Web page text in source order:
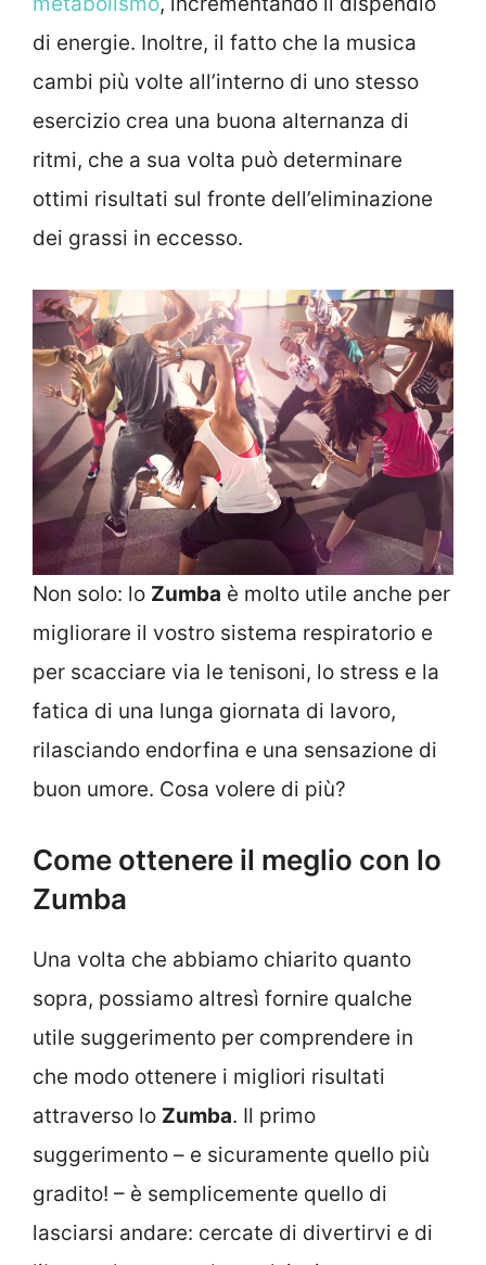
di energie. Inoltre, il fatto che la musica
cambi più volte all’interno di uno stesso
esercizio crea una buona alternanza di
ritmi, che a sua volta può determinare
ottimi risultati sul fronte dell’eliminazione
dei grassi in eccesso.
Non solo: lo Zumba è molto utile anche per
migliorare il vostro sistema respiratorio e
per scacciare via le tenisoni, lo stress e la
fatica di una lunga giornata di lavoro,
rilasciando endorfina e una sensazione di
buon umore. Cosa volere di più?
Come ottenere il meglio con lo
Zumba
Una volta che abbiamo chiarito quanto
sopra, possiamo altresì fornire qualche
utile suggerimento per comprendere in
che modo ottenere i migliori risultati
attraverso lo Zumba. Il primo
suggerimento – e sicuramente quello più
gradito! – è semplicemente quello di
lasciarsi andare: cercate di divertirvi e di